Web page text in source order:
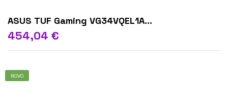
ASUS TUF Gaming VG34VQEL1A...
454,04 €
NOVO